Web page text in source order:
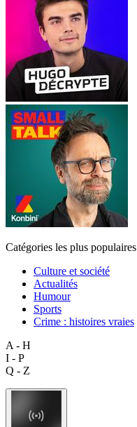
Catégories les plus populaires
Culture et société
Actualités
Humour
Sports
Crime : histoires vraies
A - H
I - P
Q - Z